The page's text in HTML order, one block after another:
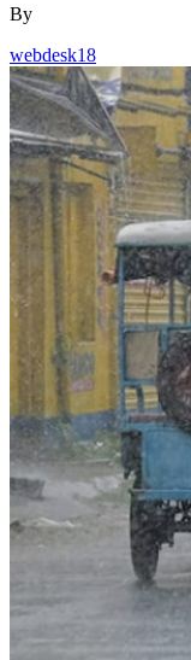
By
webdesk18